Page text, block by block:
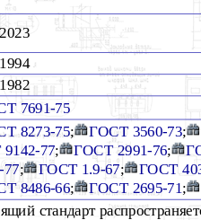
7691-75
8273-75; ГОСТ 3560-73;
77; ГОСТ 2991-76;
77; ГОСТ 1.9-67; ГОСТ
8486-66; ГОСТ 2695-71;
стандарт